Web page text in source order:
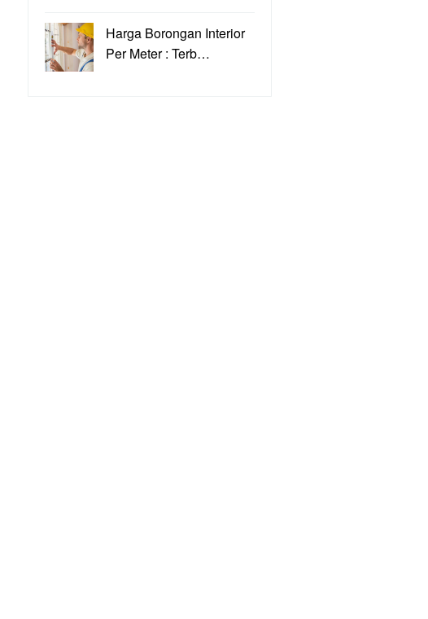
Harga Borongan Interior
Per Meter : Terb…